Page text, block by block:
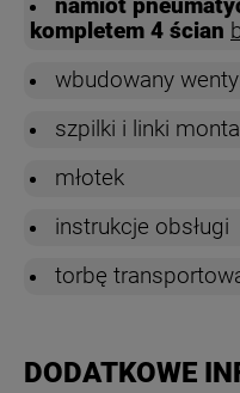
namiot
kompletem 4 ścian
wbudowany
szpilki i linki
młotek
instrukcje obsługi
torbę
DODATKOWE